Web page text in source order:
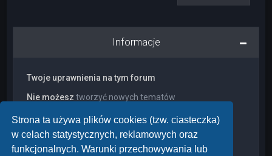
Strona ta używa plików cookies (tzw. ciasteczka)
w celach statystycznych, reklamowych oraz
funkcjonalnych. Warunki przechowywania lub
Informacje
Twoje uprawnienia na tym forum
Nie możesz tworzyć nowych tematów
Nie możeszzmieniać swoich postów
Nie możesz
usuwać swoich postów
Nie możeszdodawać załączników